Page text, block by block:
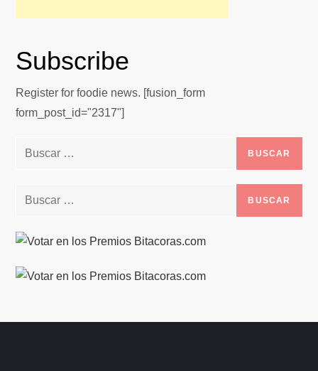
Subscribe
Register for foodie news. [fusion_form
form_post_id="2317"]
Buscar:
Buscar: